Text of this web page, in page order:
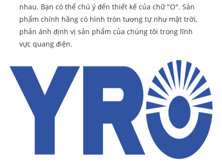
nhau. Bạn có thể chú ý đến thiết kế của chữ "O". Sản
phẩm chính hãng có hình tròn tương tự như mặt trời,
phản ánh định vị sản phẩm của chúng tôi trong lĩnh
vực quang điện.